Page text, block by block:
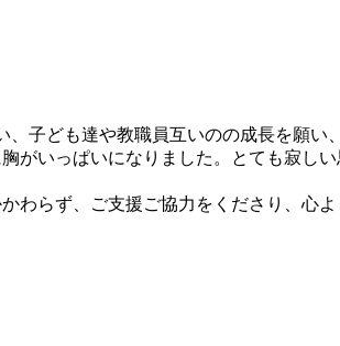
子ども達や教職員互いのの成長を願い
がいっぱいになりました。とても寂し
わらず、ご支援ご協力をくださり、心よ